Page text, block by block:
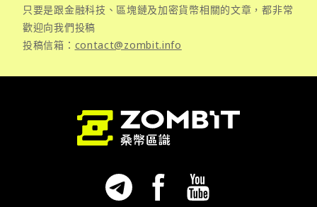
只要是跟金融科技、區塊鏈及加密貨幣相關的文章，都非常
歡迎向我們投稿
投稿信箱： contact@zombit.info